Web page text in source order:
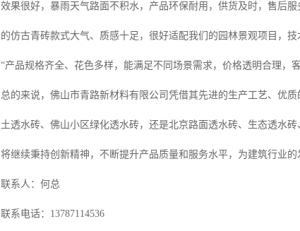
效果很好，暴雨天气路面不积水，产品环保耐用，供货及时，售后
的仿古青砖款式大气、质感十足，很好适配我们的园林景观项目，
“产品规格齐全、花色多样，能满足不同场景需求，价格透明合理，
总的来说，佛山市青路新材料有限公司凭借其先进的生产工艺、优
土透水砖、佛山小区绿化透水砖，还是北京路面透水砖、生态透水
将继续秉持创新精神，不断提升产品质量和服务水平，为建筑行业的
联系人：何总
联系电话：13787114536